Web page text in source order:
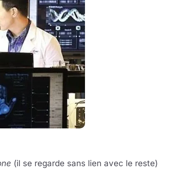
(il se regarde sans lien avec le reste)